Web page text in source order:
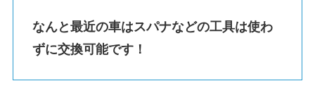
なんと最近の車はスパナなどの工具は使わ
ずに交換可能です！